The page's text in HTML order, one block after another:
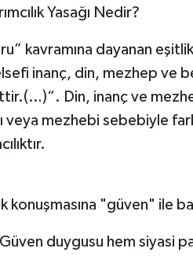
Yasağı Nedir?
kavramına dayanan
inanç, din, mezhep ve
Din, inanç ve
veya mezhebi sebebiyle
konuşmasına "güven" ile
duygusu hem siyasi